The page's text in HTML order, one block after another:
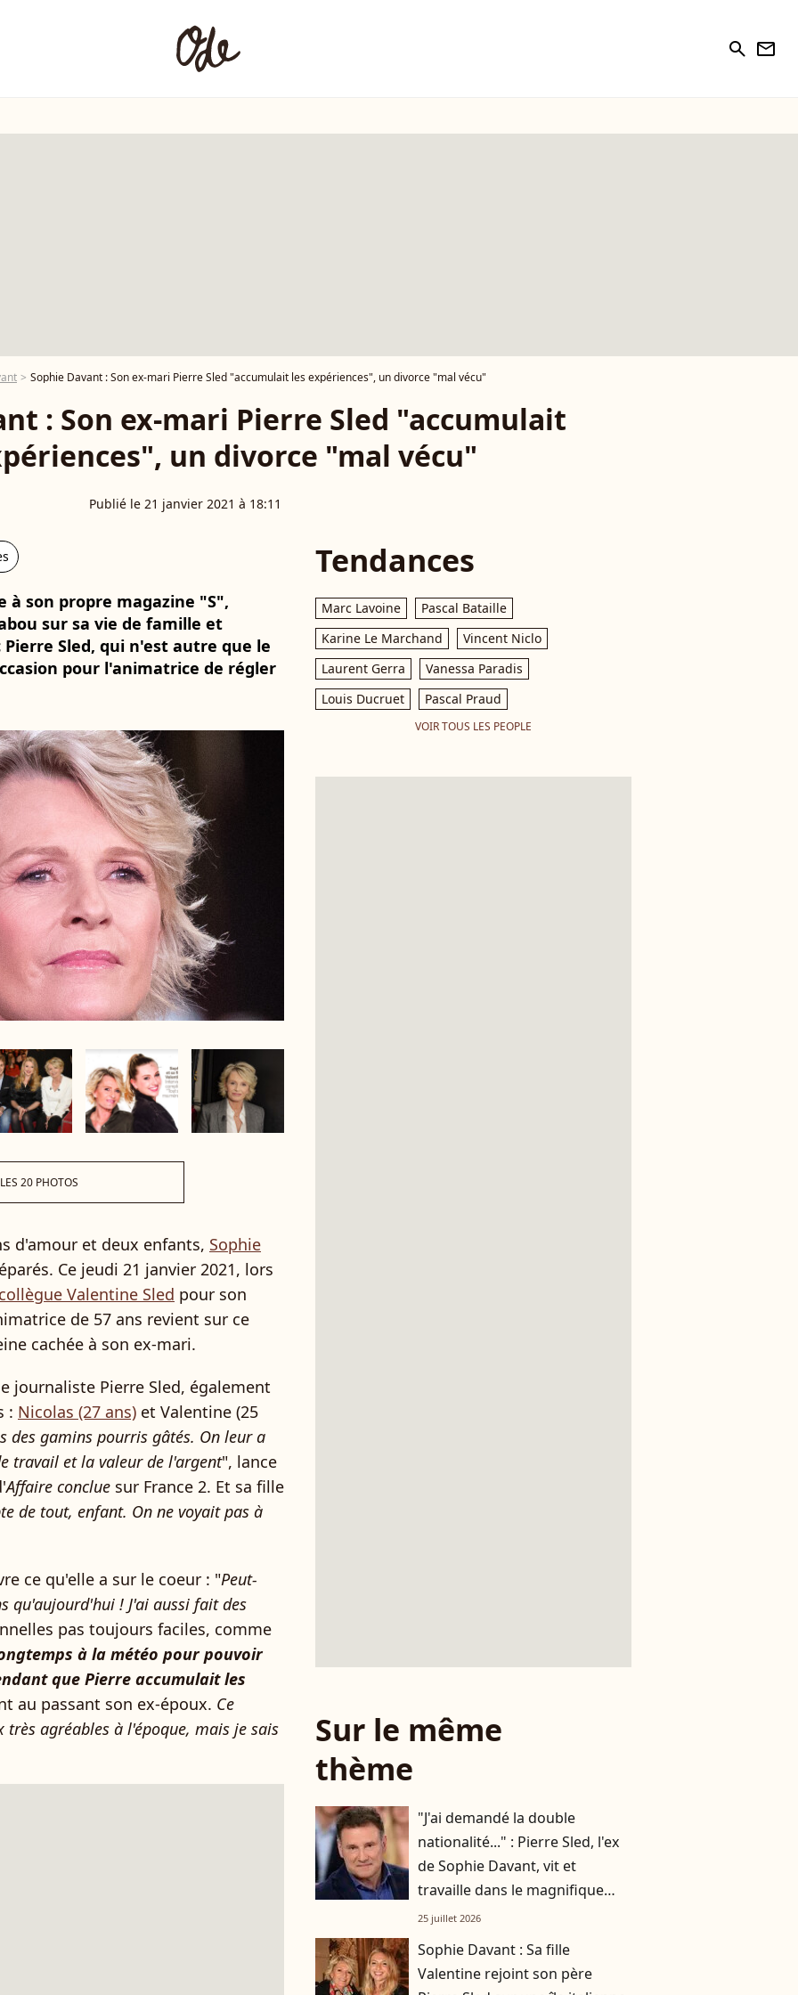
search newsletter
Sophie Davant : Son ex-mari Pierre Sled "accumulait les expériences", un divorce "mal vécu"
: Son ex-mari Pierre Sled "accumulait
un divorce "mal vécu"
Publié le 21 janvier 2021 à 18:11
à son propre magazine "S",
sur sa vie de famille et
Sled, qui n'est autre que le
pour l'animatrice de régler
20 PHOTOS
d'amour et deux enfants, Sophie
Ce jeudi 21 janvier 2021, lors
Valentine Sled pour son
de 57 ans revient sur ce
cachée à son ex-mari.
journaliste Pierre Sled, également
: Nicolas (27 ans) et Valentine (25
des gamins pourris gâtés. On leur a
travail et la valeur de l'argent", lance
Affaire conclue sur France 2. Et sa fille
de tout, enfant. On ne voyait pas à
ce qu'elle a sur le coeur : "Peut-
qu'aujourd'hui ! J'ai aussi fait des
pas toujours faciles, comme
à la météo pour pouvoir
que Pierre accumulait les
au passant son ex-époux. Ce
agréables à l'époque, mais je sais
Tendances
Marc Lavoine
Pascal Bataille
Karine Le Marchand
Vincent Niclo
Laurent Gerra
Vanessa Paradis
Louis Ducruet
Pascal Praud
VOIR TOUS LES PEOPLE
Sur le même
thème
"J'ai demandé la double
nationalité..." : Pierre Sled, l'ex
de Sophie Davant, vit et
travaille dans le magnifique
pays de sa nouvelle femme !
25 juillet 2026
Sophie Davant : Sa fille
Valentine rejoint son père